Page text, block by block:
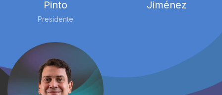
Pinto
Presidente
Jiménez